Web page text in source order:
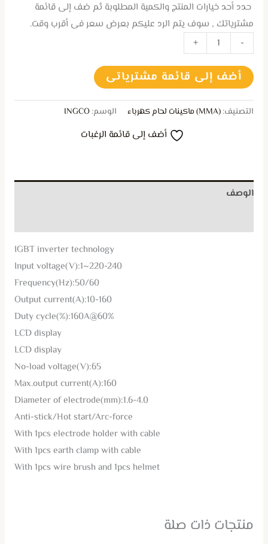
حدد أحد خيارات المنتج والكمية المطلوبة ثم ضف إلى قائمة
مشترياتك , سوف يتم الرد عليكم بعرض سعر فى أقرب وقت.
-
+
أضف إلى قائمة مشترياتى
التصنيف:(MMA) ماكينات لحام كهرباء الوسم:INGCO
أضف إلى قائمة الرغبات
الوصف
IGBT inverter technology
Input voltage(V):1~220-240
Frequency(Hz):50/60
Output current(A):10-160
Duty cycle(%):160A@60%
LCD display
LCD display
No-load voltage(V):65
Max.output current(A):160
Diameter of electrode(mm):1.6-4.0
Anti-stick/Hot start/Arc-force
With 1pcs electrode holder with cable
With 1pcs earth clamp with cable
With 1pcs wire brush and 1pcs helmet
منتجات ذات صلة